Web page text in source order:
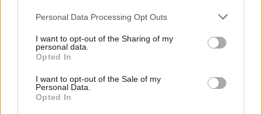
Personal Data Processing Opt Outs
I want to opt-out of the Sharing of my
personal data.
Opted In
I want to opt-out of the Sale of my
Personal Data.
Opted In